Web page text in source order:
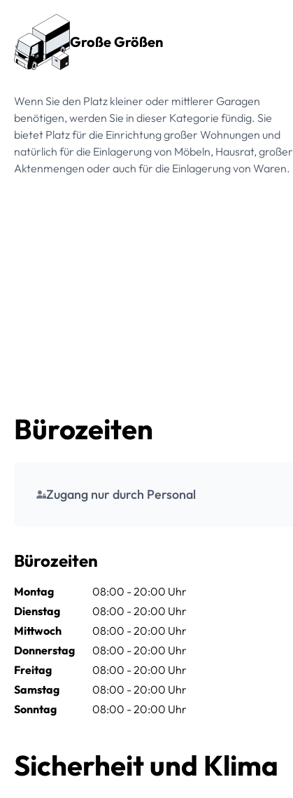
Große Größen
Wenn Sie den Platz kleiner oder mittlerer Garagen
benötigen, werden Sie in dieser Kategorie fündig. Sie
bietet Platz für die Einrichtung großer Wohnungen und
natürlich für die Einlagerung von Möbeln, Hausrat, großer
Aktenmengen oder auch für die Einlagerung von Waren.
Bürozeiten
Zugang nur durch Personal
Bürozeiten
Montag
08:00 - 20:00 Uhr
Dienstag
08:00 - 20:00 Uhr
Mittwoch
08:00 - 20:00 Uhr
Donnerstag
08:00 - 20:00 Uhr
Freitag
08:00 - 20:00 Uhr
Samstag
08:00 - 20:00 Uhr
Sonntag
08:00 - 20:00 Uhr
Sicherheit und Klima